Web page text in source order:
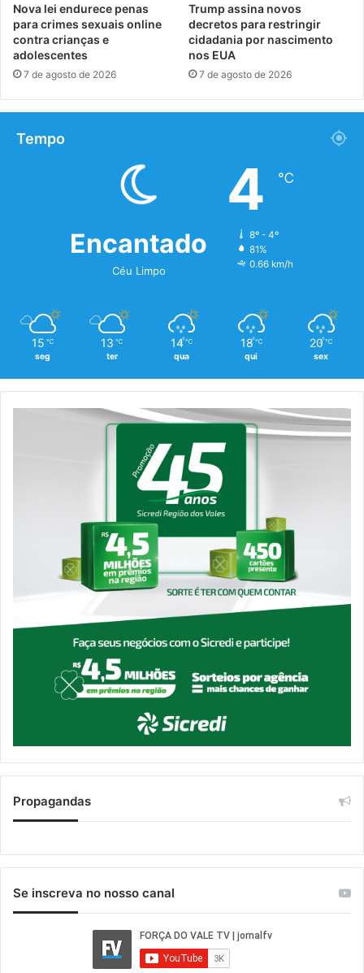
Nova lei endurece penas
para crimes sexuais online
contra crianças e
adolescentes
7 de agosto de 2026
Trump assina novos
decretos para restringir
cidadania por nascimento
nos EUA
7 de agosto de 2026
Tempo
Encantado
Céu Limpo
4 ℃
8º - 4º
81%
0.66 km/h
15 ℃
seg
13 ℃
ter
14 ℃
qua
18 ℃
qui
20 ℃
sex
Propagandas
Se inscreva no nosso canal